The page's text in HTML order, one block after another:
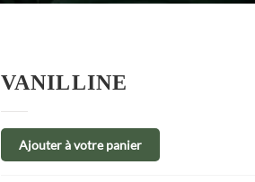
VANILLINE
Ajouter à votre panier